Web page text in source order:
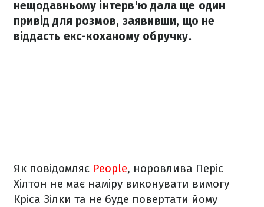
нещодавньому інтерв'ю дала ще один
привід для розмов, заявивши, що не
віддасть екс-коханому обручку.
Як повідомляє People, норовлива Періс
Хілтон не має наміру виконувати вимогу
Кріса Зілки та не буде повертати йому